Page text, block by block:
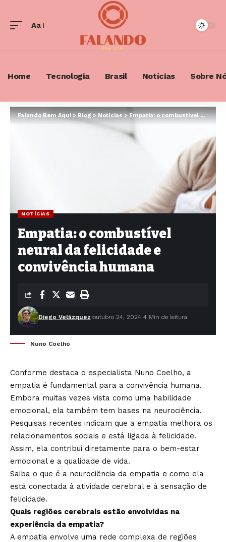
Font
Aa
Home Tecnologia Brasil Notícias Sobre
Falando Bem Aqui > Blog>Notícias>Empatia: o combustível neural da felicidade e convivência humana
NOTÍCIAS
Empatia: o combustível
neural da felicidade e
convivência humana
Diego Velázquez outubro 24, 2024 4 Min de leitura
Nuno Coelho
Conforme destaca o especialista Nuno Coelho, a
empatia é fundamental para a convivência humana.
Embora muitas vezes vista como uma habilidade
emocional, ela também tem bases na neurociência.
Pesquisas recentes indicam que a empatia melhora os
relacionamentos sociais e está ligada à felicidade.
Assim, ela contribui diretamente para o bem-estar
emocional e a qualidade de vida.
Saiba o que é a neurociência da empatia e como ela
está conectada à atividade cerebral e à sensação de
felicidade.
Quais regiões cerebrais estão envolvidas na
experiência da empatia?
A empatia envolve uma rede complexa de regiões